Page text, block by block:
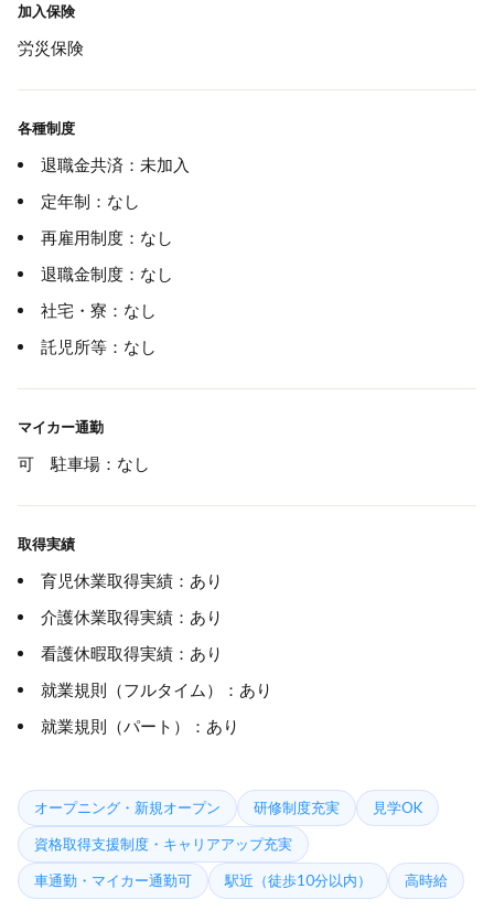
加入保険
労災保険
各種制度
退職金共済：未加入
定年制：なし
再雇用制度：なし
退職金制度：なし
社宅・寮：なし
託児所等：なし
マイカー通勤
可 駐車場：なし
取得実績
育児休業取得実績：あり
介護休業取得実績：あり
看護休暇取得実績：あり
就業規則（フルタイム）：あり
就業規則（パート）：あり
オープニング・新規オープン 研修制度充実 見学OK
資格取得支援制度・キャリアアップ充実
車通勤・マイカー通勤可 駅近（徒歩10分以内） 高時給